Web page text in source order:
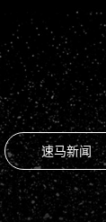
速马新闻